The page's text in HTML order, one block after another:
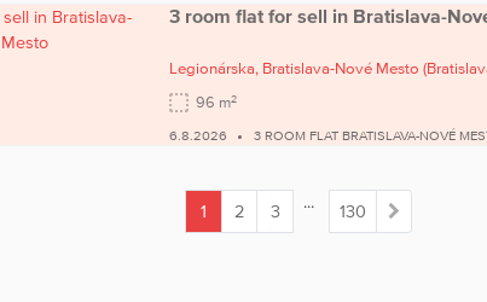
3 room flat for sell in Bratislava-
Legionárska, Bratislava-Nové Mesto
96 m2
6.8.2026 3 ROOM FLAT BRATISLAVA-NOVÉ
1
2 3 ... 130